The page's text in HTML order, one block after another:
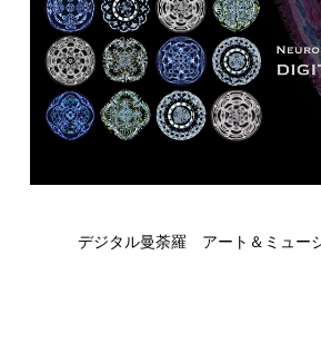
デジタル曼荼羅 アート＆ミュー